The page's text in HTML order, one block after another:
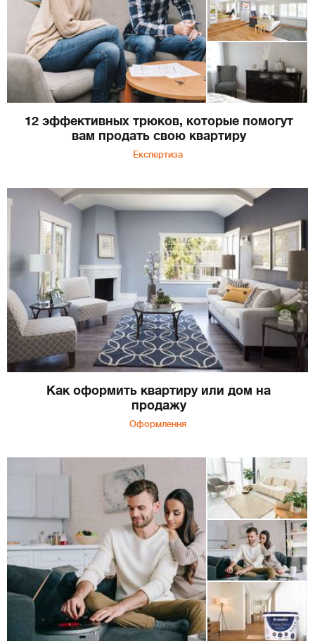
12 эффективных трюков, которые помогут
вам продать свою квартиру
Експертиза
Как оформить квартиру или дом на
продажу
Оформлення